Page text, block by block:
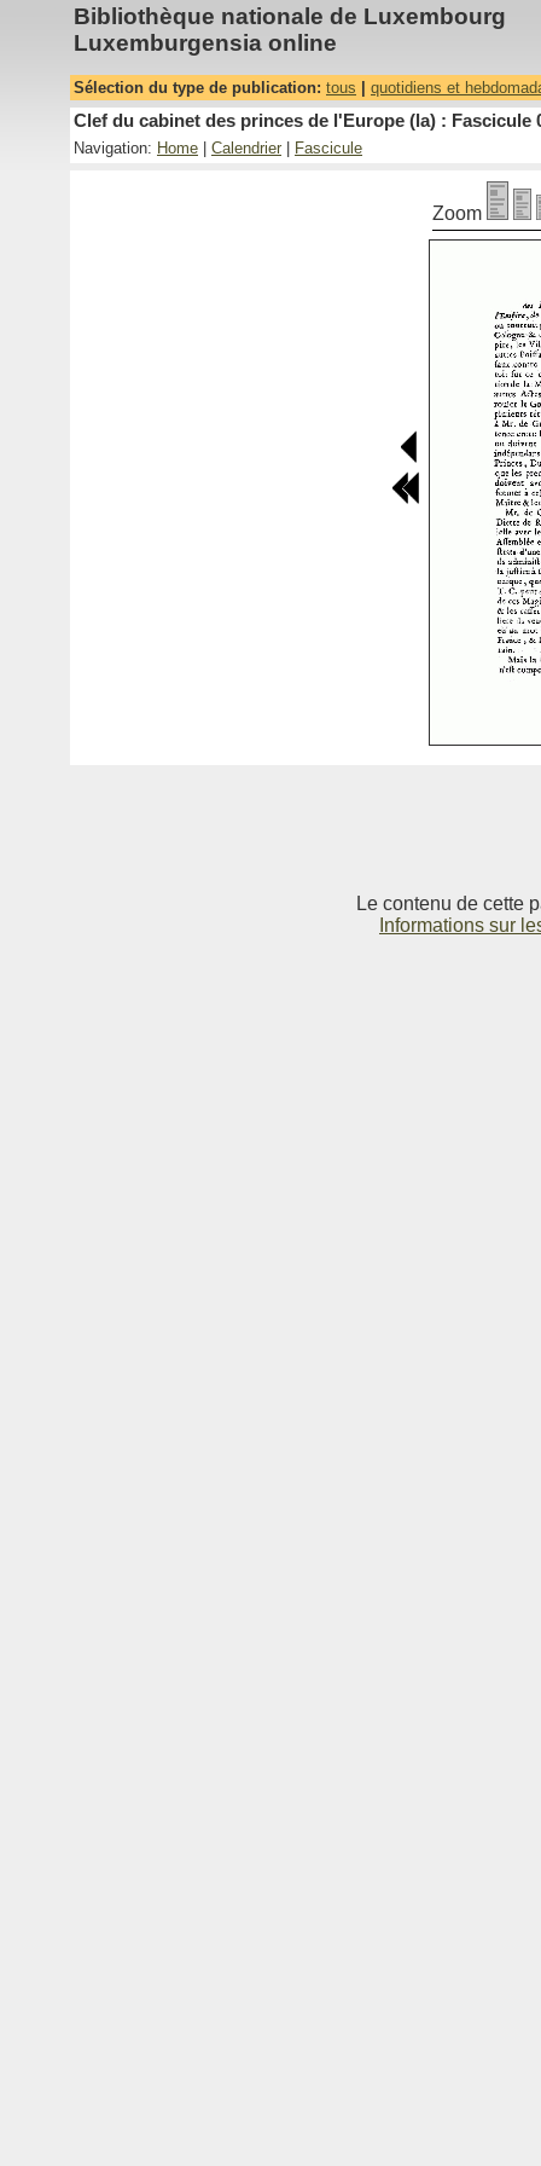
Bibliothèque nationale de Luxembourg
Luxemburgensia online
Sélection du type de publication: tous quotidiens et
Clef du cabinet des princes de l'Europe (la) : Fascicule
Navigation: Home Calendrier Fascicule
Zoom
Le contenu de cette
Informations sur